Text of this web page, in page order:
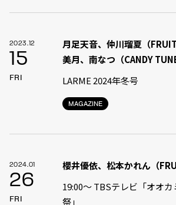
2023.12
15
FRI
MAGAZINE
月足天音、仲川瑠夏（
美月、南なつ（CANDY TUNE
LARME 2024年冬号
2024.01
26
FRI
櫻井優依、松本かれん（
19:00〜 TBSテレビ「オオ
祭」